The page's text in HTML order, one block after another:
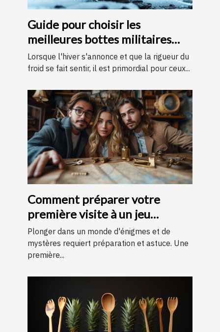
Guide pour choisir les
meilleures bottes militaires
pour l'hiver
Lorsque l'hiver s'annonce et que la rigueur du
froid se fait sentir, il est primordial pour ceux...
Comment préparer votre
première visite à un jeu
d'évasion : conseils et astuces
pour une expérience
mémorable
Plonger dans un monde d'énigmes et de
mystères requiert préparation et astuce. Une
première...